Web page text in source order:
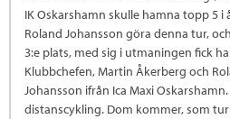
IK Oskarshamn skulle hamna topp 5 i
Roland Johansson göra denna tur,
3:e plats, med sig i utmaningen fick
Klubbchefen, Martin Åkerberg och
Johansson ifrån Ica Maxi
distanscykling. Dom kommer, som